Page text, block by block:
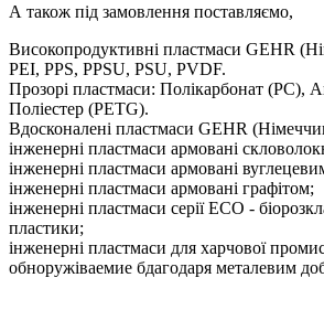
А також під замовлення поставляємо,
Високопродуктивні пластмаси GEHR
PEI, PPS, PPSU, PSU, PVDF.
Прозорі пластмаси: Полікарбонат (PC),
Поліестер (PETG).
Вдосконалені пластмаси GEHR
інженерні пластмаси армовані
інженерні пластмаси армовані
інженерні пластмаси армовані графітом;
інженерні пластмаси серії ECO -
пластики;
інженерні пластмаси для харчової
обноружіваемие бдагодаря металевим